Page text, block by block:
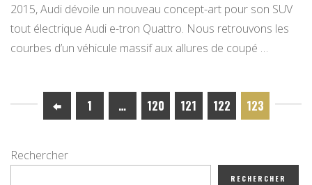
2015, Audi dévoile un nouveau concept-art pour son SUV
tout électrique Audi e-tron Quattro. Nous retrouvons les
courbes d’un véhicule massif aux allures de coupé …
1 … 120 121 122 123
Rechercher
RECHERCHER